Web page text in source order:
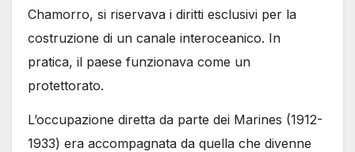
Chamorro, si riservava i diritti esclusivi per la
costruzione di un canale interoceanico. In
pratica, il paese funzionava come un
protettorato.
L’occupazione diretta da parte dei Marines (1912-
1933) era accompagnata da quella che divenne